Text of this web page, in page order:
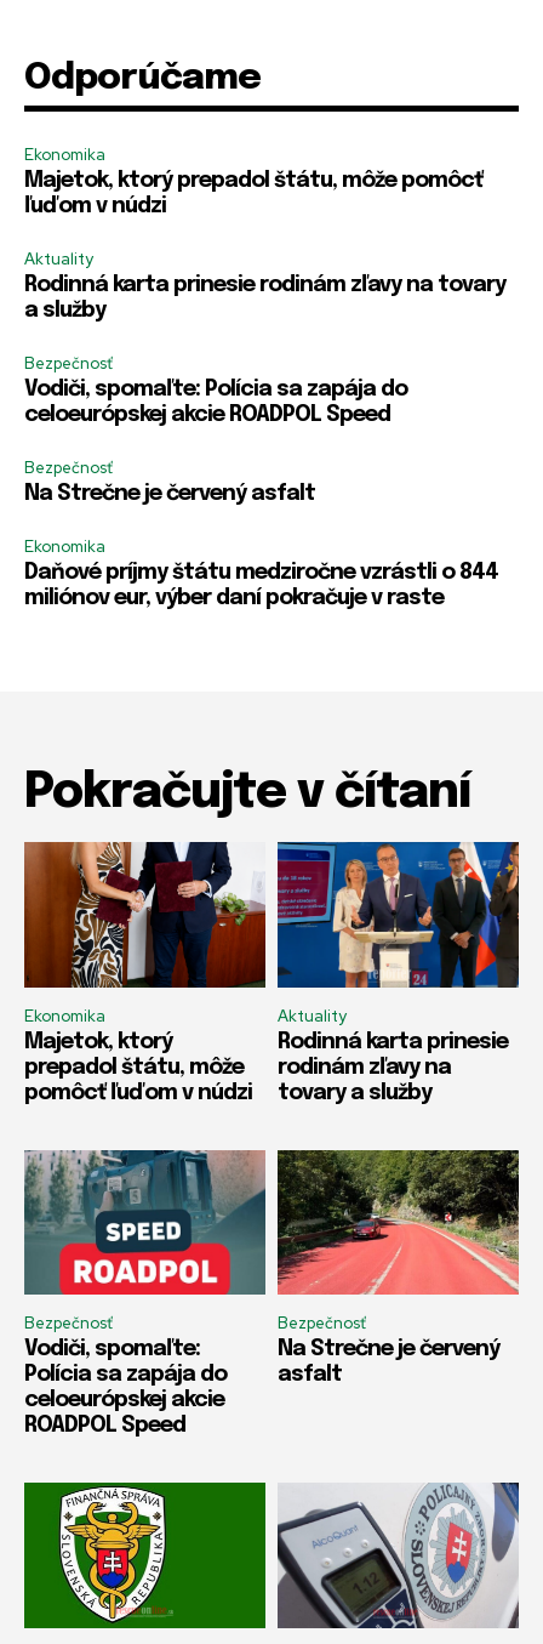
R
e
m
m
b
e
r
e
Zapamätať si ma
e
s
l
H
e
s
m
e
R
e
m
m
b
e
r
e
Zapamätať si ma
Odporúčame
Ekonomika
Majetok, ktorý prepadol štátu, môže pomôcť
ľuďom v núdzi
Aktuality
Rodinná karta prinesie rodinám zľavy na tovary
a služby
Bezpečnosť
Vodiči, spomaľte: Polícia sa zapája do
celoeurópskej akcie ROADPOL Speed
Bezpečnosť
Na Strečne je červený asfalt
Ekonomika
Daňové príjmy štátu medziročne vzrástli o 844
miliónov eur, výber daní pokračuje v raste
Pokračujte v čítaní
Ekonomika
Majetok, ktorý
prepadol štátu, môže
pomôcť ľuďom v núdzi
Aktuality
Rodinná karta prinesie
rodinám zľavy na
tovary a služby
Bezpečnosť
Vodiči, spomaľte:
Polícia sa zapája do
celoeurópskej akcie
ROADPOL Speed
Bezpečnosť
Na Strečne je červený
asfalt